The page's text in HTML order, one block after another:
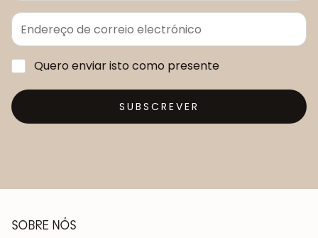
Quero enviar isto como presente
SUBSCREVER
SOBRE NÓS